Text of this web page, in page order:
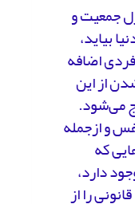
جمعیت و
بیاید،
فردی اضافه
از این
می‌شود.
و ازجمله
که
دارد،
را از